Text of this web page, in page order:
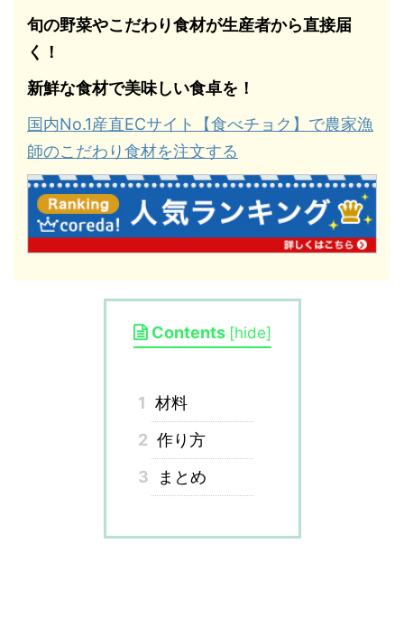
旬の野菜やこだわり食材が生産者から直接届
く！
新鮮な食材で美味しい食卓を！
国内No.1産直ECサイト【食べチョク】で農家漁
師のこだわり食材を注文する
Contents [hide]
1 材料
2 作り方
3
まとめ